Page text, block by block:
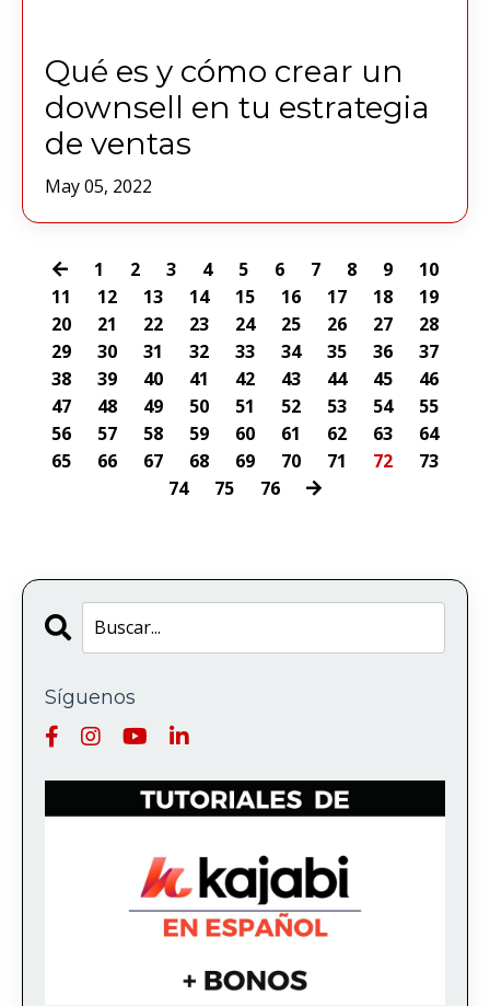
Qué es y cómo crear un
downsell en tu estrategia
de ventas
May 05, 2022
1 2 3 4 5 6 7 8 9
10
11
12 13 14 15 16 17 18
19
20
21 22 23 24 25 26 27
28
29
30 31 32 33 34 35 36
37
38
39 40 41 42 43 44 45
46
47
48 49 50 51 52 53 54
55
56
57 58 59 60 61 62 63
64
65
66 67 68 69 70 71 72
73
74
75 76
Síguenos